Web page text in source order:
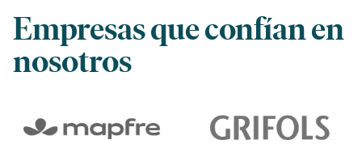
Empresas que confían en
nosotros